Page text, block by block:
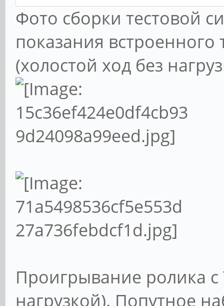
Фото сборки тестовой
показания
(холостой ход без
Проигрывание ролика с
нагрузкой). Попутное